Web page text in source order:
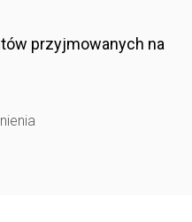
przyjmowanych na